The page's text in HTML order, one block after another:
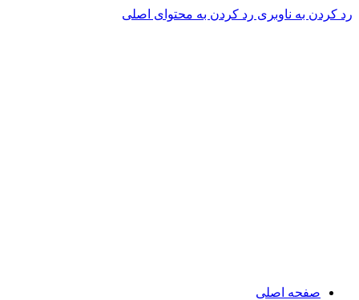
رد کردن به ناوبری رد کردن به محتوای اصلی
صفحه اصلی